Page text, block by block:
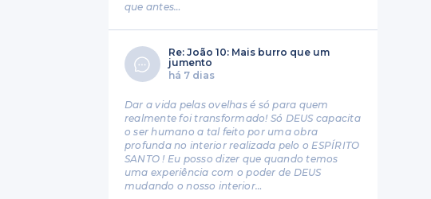
que antes…
Re: João 10: Mais burro que um
jumento
há 7 dias
Dar a vida pelas ovelhas é só para quem
realmente foi transformado! Só DEUS capacita
o ser humano a tal feito por uma obra
profunda no interior realizada pelo o ESPÍRITO
SANTO ! Eu posso dizer que quando temos
uma experiência com o poder de DEUS
mudando o nosso interior…